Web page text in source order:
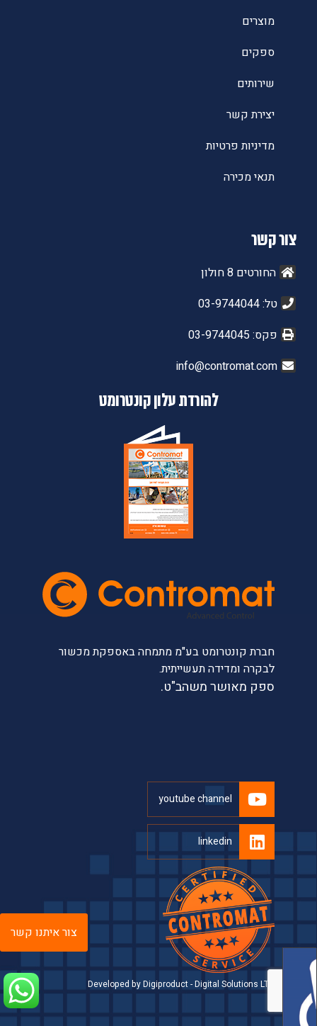
צור איתנו קשר
מוצרים
ספקים
שירותים
יצירת קשר
מדיניות פרטיות
תנאי מכירה
צור קשר
החורטים 8 חולון
טל: 03-9744044
פקס: 03-9744045
info@contromat.com
להורדת עלון קונטרומט
חברת קונטרומט בע"מ מתמחה באספקת מכשור
לבקרה ומדידה תעשייתית.
ספק מאושר משהב"ט.
Developed by Digiproduct - Digital Solutions LTD
youtube channel
linkedin